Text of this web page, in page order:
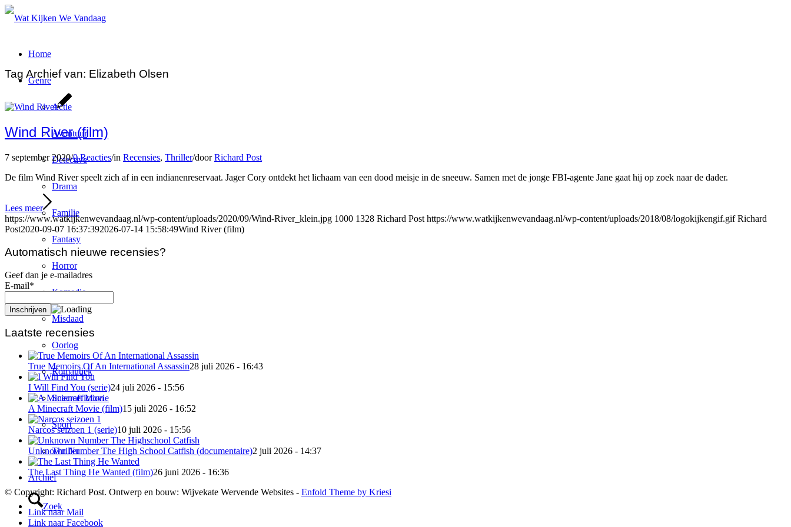
Home
Genre
Actie
Avontuur
Detective
Drama
Familie
Fantasy
Horror
Komedie
Misdaad
Oorlog
Romantiek
Sciencefiction
Sport
Thriller
Archief
Zoek
Tag Archief van: Elizabeth Olsen
Wind River (film)
7 september 2020/0 Reacties/in Recensies, Thriller/doorRichard Post
De film Wind River speelt zich af in een indianenreservaat. Jager Cory ontdekt het lichaam van een dood meisje in de sneeuw. Samen met de jonge FBI-agente Jane gaat hij op zoek naar de dader.
Lees meer
https://www.watkijkenwevandaag.nl/wp-content/uploads/2020/09/Wind-River_klein.jpg 1000 1328 Richard Post https://www.watkijkenwevandaag.nl/wp-content/uploads/2018/08/logokijkengif.gif Richard
Post2020-09-07 16:37:392026-07-14 15:58:49Wind River (film)
Automatisch nieuwe recensies?
Geef dan je e-mailadres
E-mail*
Laatste recensies
True Memoirs Of An International Assassin28 juli 2026 - 16:43
I Will Find You (serie)24 juli 2026 - 15:56
A Minecraft Movie (film)15 juli 2026 - 16:52
Narcos seizoen 1 (serie)10 juli 2026 - 15:56
Unknown Number The High School Catfish (documentaire)2 juli 2026 - 14:37
The Last Thing He Wanted (film)26 juni 2026 - 16:36
© Copyright: Richard Post. Ontwerp en bouw: Wijvekate Wervende Websites - Enfold Theme by Kriesi
Link naar Mail
Link naar Facebook